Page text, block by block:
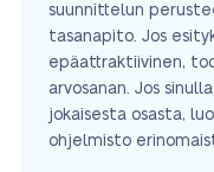
suunnittelun
tasanapito. Jos
epäattraktiivinen,
arvosanan. Jos
jokaisesta osasta,
ohjelmisto